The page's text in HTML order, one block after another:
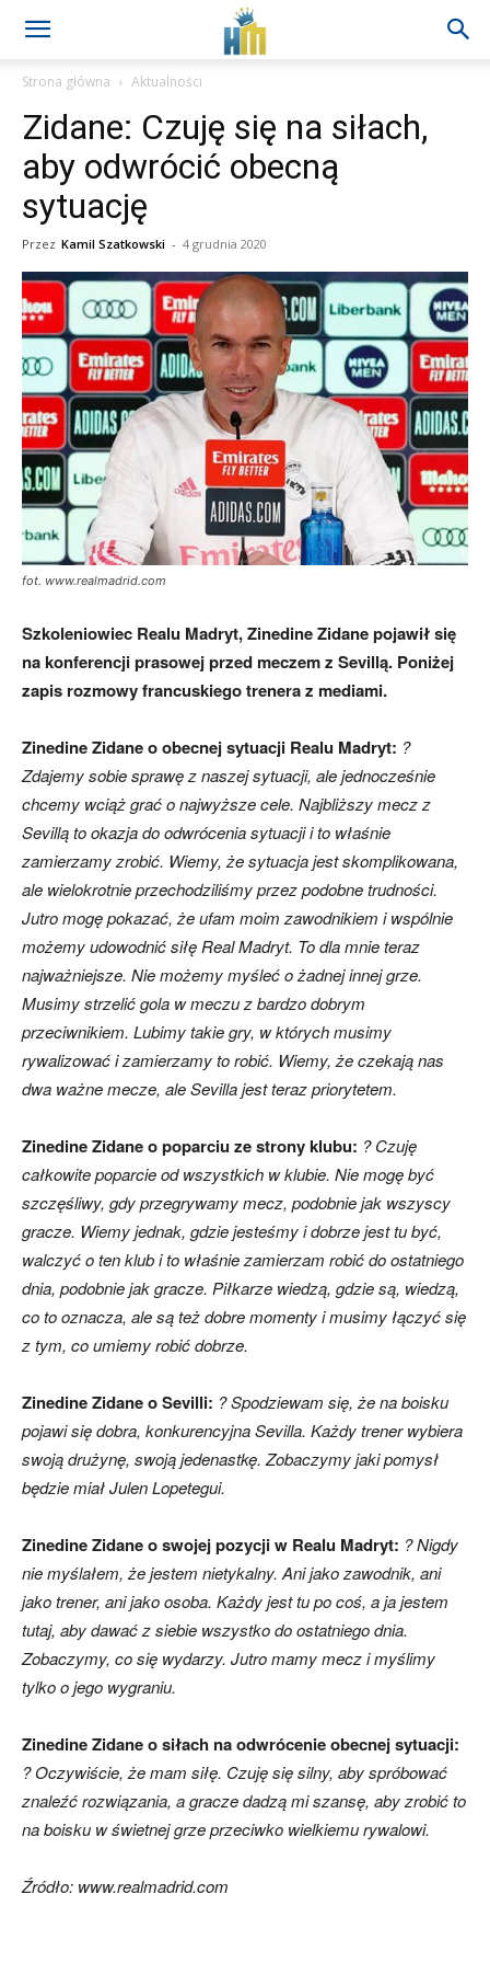
Strona główna Aktualności
Zidane: Czuję się na siłach,
aby odwrócić obecną
sytuację
Przez Kamil Szatkowski - 4 grudnia 2020
fot. www.realmadrid.com
Szkoleniowiec Realu Madryt, Zinedine Zidane pojawił się
na konferencji prasowej przed meczem z Sevillą. Poniżej
zapis rozmowy francuskiego trenera z mediami.
Zinedine Zidane o obecnej sytuacji Realu Madryt: ?
Zdajemy sobie sprawę z naszej sytuacji, ale jednocześnie
chcemy wciąż grać o najwyższe cele. Najbliższy mecz z
Sevillą to okazja do odwrócenia sytuacji i to właśnie
zamierzamy zrobić. Wiemy, że sytuacja jest skomplikowana,
ale wielokrotnie przechodziliśmy przez podobne trudności.
Jutro mogę pokazać, że ufam moim zawodnikiem i wspólnie
możemy udowodnić siłę Real Madryt. To dla mnie teraz
najważniejsze. Nie możemy myśleć o żadnej innej grze.
Musimy strzelić gola w meczu z bardzo dobrym
przeciwnikiem. Lubimy takie gry, w których musimy
rywalizować i zamierzamy to robić. Wiemy, że czekają nas
dwa ważne mecze, ale Sevilla jest teraz priorytetem.
Zinedine Zidane o poparciu ze strony klubu: ? Czuję
całkowite poparcie od wszystkich w klubie. Nie mogę być
szczęśliwy, gdy przegrywamy mecz, podobnie jak wszyscy
gracze. Wiemy jednak, gdzie jesteśmy i dobrze jest tu być,
walczyć o ten klub i to właśnie zamierzam robić do ostatniego
dnia, podobnie jak gracze. Piłkarze wiedzą, gdzie są, wiedzą,
co to oznacza, ale są też dobre momenty i musimy łączyć się
z tym, co umiemy robić dobrze.
Zinedine Zidane o Sevilli: ? Spodziewam się, że na boisku
pojawi się dobra, konkurencyjna Sevilla. Każdy trener wybiera
swoją drużynę, swoją jedenastkę. Zobaczymy jaki pomysł
będzie miał Julen Lopetegui.
Zinedine Zidane o swojej pozycji w Realu Madryt: ? Nigdy
nie myślałem, że jestem nietykalny. Ani jako zawodnik, ani
jako trener, ani jako osoba. Każdy jest tu po coś, a ja jestem
tutaj, aby dawać z siebie wszystko do ostatniego dnia.
Zobaczymy, co się wydarzy. Jutro mamy mecz i myślimy
tylko o jego wygraniu.
Zinedine Zidane o siłach na odwrócenie obecnej sytuacji:
? Oczywiście, że mam siłę. Czuję się silny, aby spróbować
znaleźć rozwiązania, a gracze dadzą mi szansę, aby zrobić to
na boisku w świetnej grze przeciwko wielkiemu rywalowi.
Źródło: www.realmadrid.com